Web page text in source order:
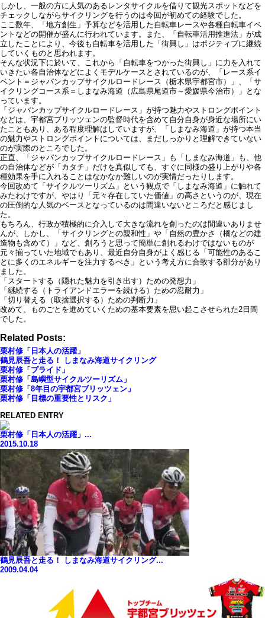
しかし、一般の方に人気のあるレンタサイクルを借りて観光スポットなどを
チェックしながらサイクリングを行うのは今回が初めての経験でした。
ここ数年、「地方創生」予算などを活用した自転車レースや各種自転車イベ
ントなどの開催が盛んに行われています。また、「自転車活用推進法」が成
立したことにより、今後も自転車を活用した「街興し」はポジティブに継続
していくものと思われます。
そんな状況下に於いて、これから「自転車をつかった街興し」に力を入れて
いきたい各自治体などによくモデルケースとされているのが、「レース系イ
ベント＝ジャパンカップサイクルロードレース（栃木県宇都宮市）」、「サ
イクリングコース系＝しまなみ海道（広島県尾道市～愛媛県今治市）」とな
っています。
「ジャパンカップサイクルロードレース」が持つ魅力やストロングポイント
などは、宇都宮ブリッツェンの監督時代を含めて自分自身が身近な場所にい
たこともあり、ある程度理解はしていますが、「しまなみ海道」が持つ本当
の魅力やストロングポイントについては、まだしっかりと理解できていない
のが実際のところでした。
正直、「ジャパンカップサイクルロードレース」も「しまなみ海道」も、他
の自治体などが「カタチ」だけを真似しても、すぐに同様の盛り上がりや各
種効果を手に入れることはなかなか難しいのが実情だったりします。
今回改めて「サイクルツーリズム」という観点で「しまなみ海道」に触れて
みたわけですが、やはり「元々存在していた価値」の高さというのが、現在
の圧倒的な人気のベースとなっているのは間違いないところだと感じまし
た。
もちろん、行政が積極的に介入して大きな流れを創ったのは間違いありませ
んが、しかし、「サイクリングとの親和性」や「自然の豊かさ（橋などの建
造物も含めて）」など、創ろうと思って簡単に創れるわけではないものが
元々揃っていた地域でもあり、最近自分自身がよく感じる「可能性のあるこ
とに多くのエネルギーを注力するべき」という考え方に合致する部分があり
ました。
「スタートする（隠れた魅力を引き出す）ための発想力」
「継続する（トライアンドエラーを続ける）ための忍耐力」
「切り替える（取捨選択する）ための判断力」
改めて、ものごとを進めていくための基本要素を思い起こさせられた2日間
でした。
Related Posts:
栗村修「日本人の活躍」
鶴見辰吾と走る！ しまなみ海道サイクリング
栗村修「プライド」
栗村修「島嶼型サイクルツーリズム」
栗村修「8年目の宇都宮ブリッツェン」
栗村修「目標の重要性とリスク」
RELATED ENTRY
栗村修「日本人の活躍」...
2015.10.18
鶴見辰吾と走る！ しまなみ海道サイクリング...
2009.04.04